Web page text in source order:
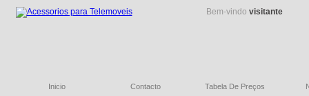
Bem-vindo visitante
Inicio Contacto Tabela De Preços